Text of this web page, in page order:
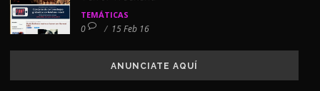
TEMÁTICAS
0 / 15 Feb 16
ANUNCIATE AQUÍ